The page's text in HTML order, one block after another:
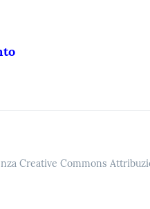
Creative Commons